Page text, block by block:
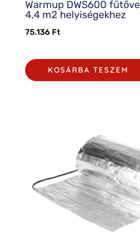
Warmup DWS600
4,4 m2 helyiségekhez
75.136 Ft
KOSÁRBA TESZEM